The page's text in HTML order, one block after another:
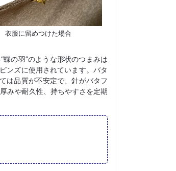
衣服に留めつけた場合
の羽”のような形状のつまみは
ンズに使用されています。バタ
は品質が不安定で、針がバタフ
みや耐久性、持ちやすさを定期